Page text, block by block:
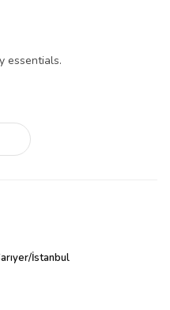
essentials.
İstanbul